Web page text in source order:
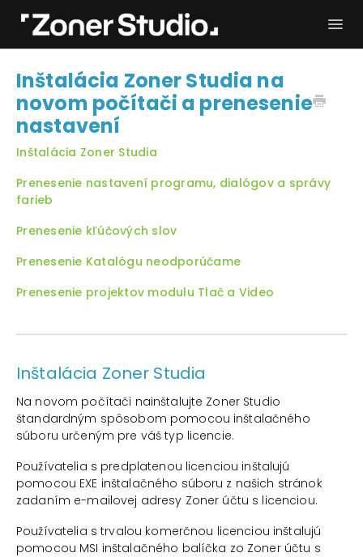
Používateľský manuál Kontakt
Inštalácia Zoner Studia na
novom počítači a prenesenie
nastavení
Inštalácia Zoner Studia
Prenesenie nastavení programu, dialógov a správy
farieb
Prenesenie kľúčových slov
Prenesenie Katalógu neodporúčame
Prenesenie projektov modulu Tlač a Video
Inštalácia Zoner Studia
Na novom počítači nainštalujte Zoner Studio
štandardným spôsobom pomocou inštalačného
súboru určeným pre váš typ licencie.
Používatelia s predplatenou licenciou inštalujú
pomocou EXE inštalačného súboru z našich stránok
zadaním e-mailovej adresy Zoner účtu s licenciou.
Používatelia s trvalou komerčnou licenciou inštalujú
pomocou MSI inštalačného balíčka zo Zoner účtu s